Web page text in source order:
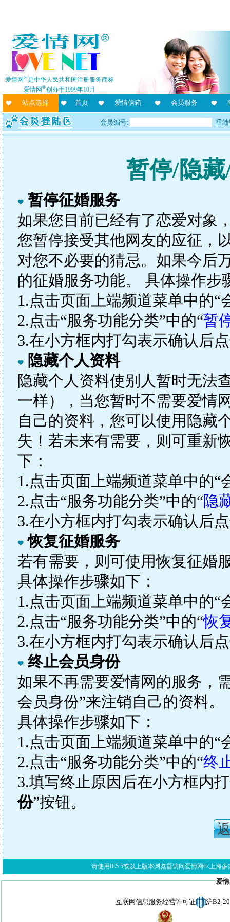
爱情网®是中华人民共和国注册服务商标
爱情网®创办于1999年10月
站点选择 首页 爱情信箱 会员服务
会员编号: 登
暂停/隐
暂停征婚服务
如果您目前已经有了恋爱对象
您暂停接受其他网友的应征，
对您不必要的猜忌。如果今后
的征婚服务功能。 具体操作步
1.点击页面上端频道菜单中的“
2.点击“服务功能分类”中的“暂
3.在小方框内打勾表示确认后
隐藏个人资料
隐藏个人资料使别人暂时无法
一样），当您暂时不需要爱情
自己的资料，您可以使用隐藏
失！若未来有需要，则可重新
下：
1.点击页面上端频道菜单中的“
2.点击“服务功能分类”中的“隐
3.在小方框内打勾表示确认后
恢复征婚服务
若有需要，则可使用恢复征婚
具体操作步骤如下：
1.点击页面上端频道菜单中的“
2.点击“服务功能分类”中的“恢
3.在小方框内打勾表示确认后
终止会员身份
如果不再需要爱情网的服务，
会员身份”来注销自己的资料。
具体操作步骤如下：
1.点击页面上端频道菜单中的“
2.点击“服务功能分类”中的“终
3.填写终止原因后在小方框内
份”按钮。
请使用IE5.5或以上版本浏览器访问爱情网® 上海多
爱
互联网信息服务经营许可证 沪B2-